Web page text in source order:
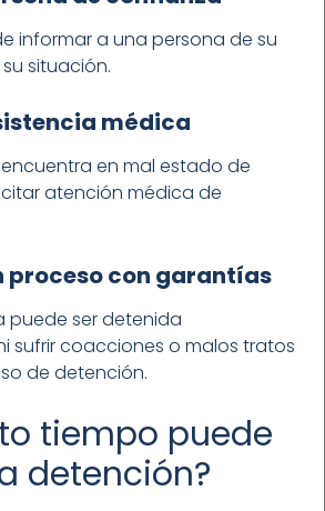
informar a una persona de su
situación.
médica
en mal estado de
atención médica de
proceso con garantías
puede ser detenida
sufrir coacciones o malos tratos
de detención.
tiempo puede
detención?